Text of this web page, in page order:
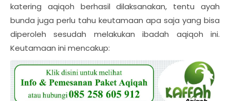
katering aqiqoh berhasil dilaksanakan, tentu ayah
bunda juga perlu tahu keutamaan apa saja yang bisa
diperoleh sesudah melakukan ibadah aqiqoh ini.
Keutamaan ini mencakup: